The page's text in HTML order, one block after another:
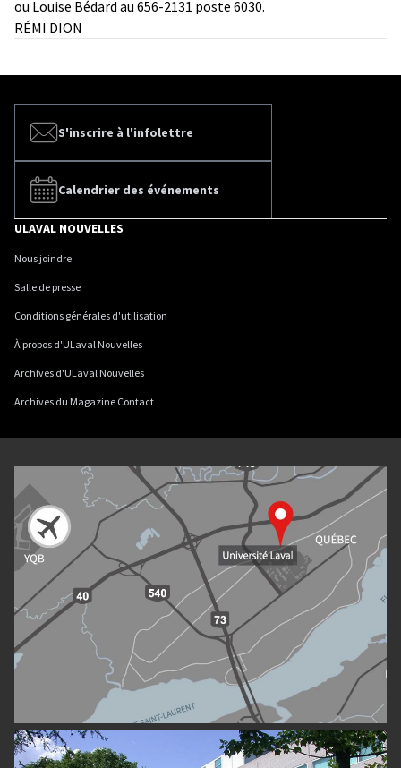
ou Louise Bédard au 656-2131 poste 6030.
RÉMI DION
S'inscrire à l'infolettre
Calendrier des événements
ULAVAL NOUVELLES
Nous joindre
Salle de presse
Conditions générales d'utilisation
À propos d'ULaval Nouvelles
Archives d'ULaval Nouvelles
Archives du Magazine Contact